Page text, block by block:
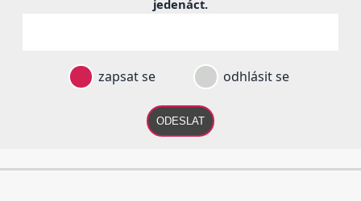
jedenáct.
zapsat se odhlásit se
ODESLAT